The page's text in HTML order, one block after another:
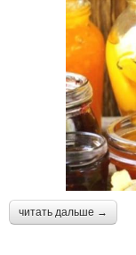
читать дальше →